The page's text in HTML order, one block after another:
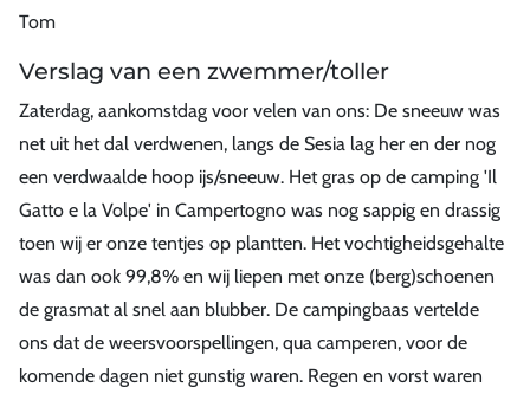
Tom
Verslag van een zwemmer/toller
Zaterdag, aankomstdag voor velen van ons: De sneeuw was
net uit het dal verdwenen, langs de Sesia lag her en der nog
een verdwaalde hoop ijs/sneeuw. Het gras op de camping 'Il
Gatto e la Volpe' in Campertogno was nog sappig en drassig
toen wij er onze tentjes op plantten. Het vochtigheidsgehalte
was dan ook 99,8% en wij liepen met onze (berg)schoenen
de grasmat al snel aan blubber. De campingbaas vertelde
ons dat de weersvoorspellingen, qua camperen, voor de
komende dagen niet gunstig waren. Regen en vorst waren